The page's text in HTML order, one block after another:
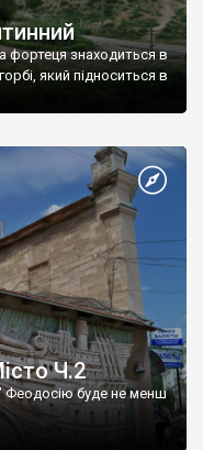
фортеця знаходиться в
який підноситься в
Ч.2
Феодосію буде не менш